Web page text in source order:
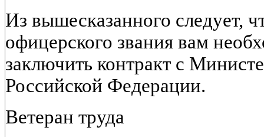
Из вышесказанного следует,
офицерского звания вам
заключить контракт с
Российской Федерации.
Ветеран труда